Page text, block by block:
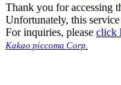
Thank you for accessing
Unfortunately, this
For inquiries, please click
Kakao piccoma Corp.